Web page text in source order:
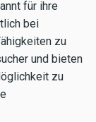
für ihre
bei
zu
und bieten
zu